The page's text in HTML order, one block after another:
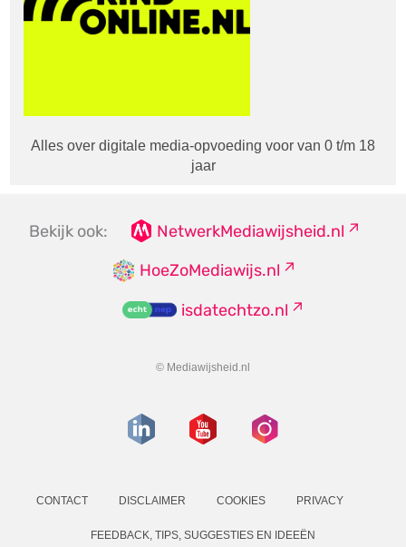
Alles over digitale media-opvoeding voor van 0 t/m 18
jaar
Bekijk ook:
NetwerkMediawijsheid.nl
HoeZoMediawijs.nl
isdatechtzo.nl
© Mediawijsheid.nl
CONTACT DISCLAIMER COOKIES PRIVACY
FEEDBACK, TIPS, SUGGESTIES EN IDEEËN